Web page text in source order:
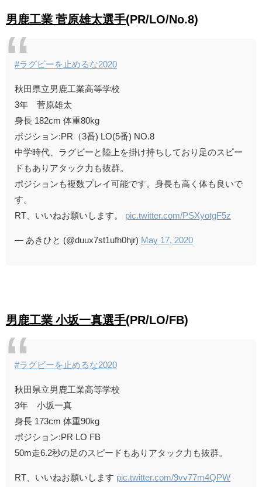
男鹿工業 菅原雄太選手(PR/LO/No.8)
#ラグビーを止めるな2020
秋田県立男鹿工業高等学校
3年 菅原雄太
身長 182cm 体重80kg
ポジション:PR（3番) LO(5番) NO.8
中学時代、ラグビーと陸上を掛け持ちしており足のスピー
ドもありアタック力も抜群。
ポジションも複数プレイ可能です。身長も高く体も良いで
す。
RT、いいねお願いします。 pic.twitter.com/PSXyotgF5z
— あきひと (@duux7st1ufh0hjr) May 17, 2020
男鹿工業 小坂一真選手(PR/LO/FB)
#ラグビーを止めるな2020
秋田県立男鹿工業高等学校
3年 小坂一真
身長 173cm 体重90kg
ポジション:PR LO FB
50m走6.2秒の足のスピードもありアタック力も抜群。
RT、いいねお願いします pic.twitter.com/9vv77m4QPW